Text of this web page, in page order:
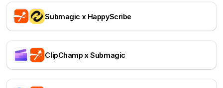
Submagic x HappyScribe
ClipChamp x Submagic